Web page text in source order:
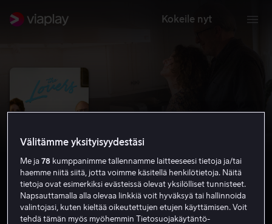
Kokeile nyt
The Lovers
Välitämme yksityisyydestäsi
Me ja78 kumppanimme tallennamme laitteeseesi tietoja ja/tai
haemme niitä siitä, jotta voimme käsitellä henkilötietoja. Näitä
tietoja ovat esimerkiksi evästeissä olevat yksilölliset tunnisteet.
Napsauttamalla alla olevaa linkkiä voit hyväksyä tai hallinnoida
valintojasi, kuten kieltää oikeutettujen etujen käyttämisen. Voit
tehdä tämän myös myöhemmin Tietosuojakäytäntö-